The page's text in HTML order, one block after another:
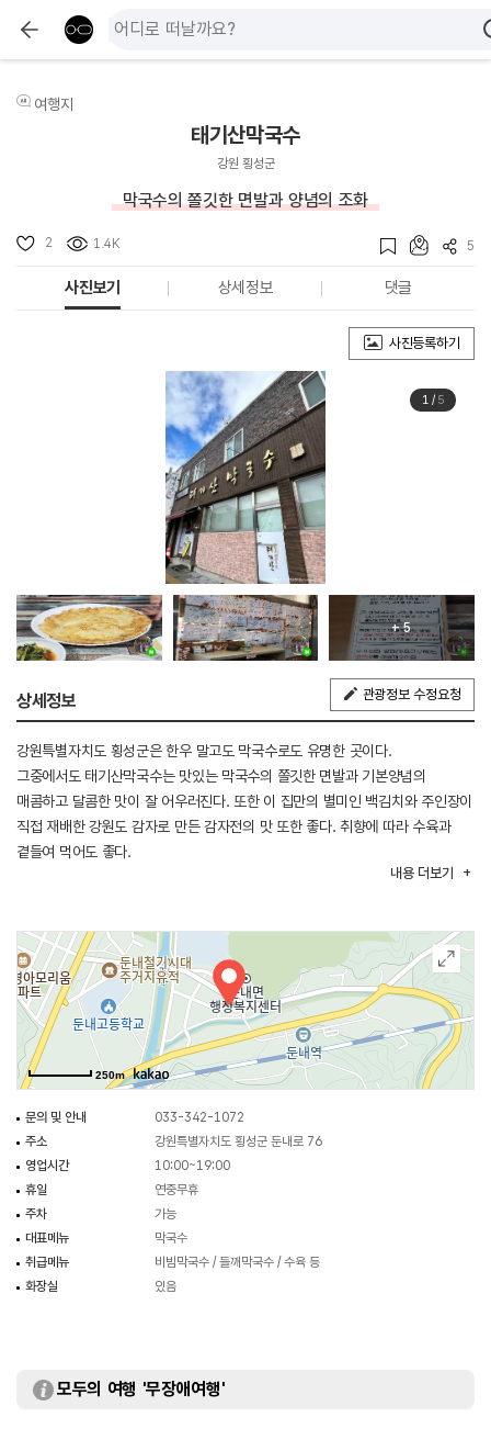
여행지
태기산막국수
강원 횡성군
막국수의 쫄깃한 면발과 양념의 조화
2 1.4K 5
사진보기 상세정보 댓글
사진등록하기
1/ 5
+ 5
상세정보 관광정보 수정요청
강원특별자치도 횡성군은 한우 말고도 막국수로도 유명한 곳이다.
그중에서도 태기산막국수는 맛있는 막국수의 쫄깃한 면발과 기본양념의
매콤하고 달콤한 맛이 잘 어우러진다. 또한 이 집만의 별미인 백김치와 주인장이
직접 재배한 강원도 감자로 만든 감자전의 맛 또한 좋다. 취향에 따라 수육과
곁들여 먹어도 좋다.
내용 더보기
250m
문의 및 안내
033-342-1072
주소
강원특별자치도 횡성군 둔내로 76
영업시간
10:00~19:00
휴일
연중무휴
주차
가능
대표메뉴
막국수
취급메뉴
비빔막국수 / 들깨막국수 / 수육 등
화장실
있음
모두의 여행 '무장애여행'